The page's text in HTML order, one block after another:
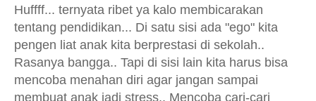
Huffff... ternyata ribet ya kalo membicarakan
tentang pendidikan... Di satu sisi ada "ego" kita
pengen liat anak kita berprestasi di sekolah..
Rasanya bangga.. Tapi di sisi lain kita harus bisa
mencoba menahan diri agar jangan sampai
membuat anak jadi stress.. Mencoba cari-cari